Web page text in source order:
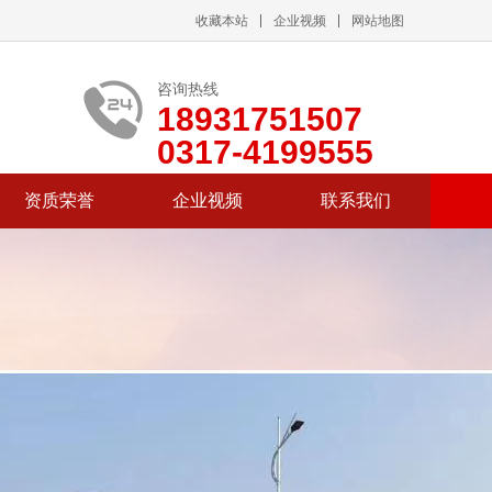
收藏本站 企业视频 网站地图
咨询热线
18931751507
0317-4199555
资质荣誉 企业视频 联系我们